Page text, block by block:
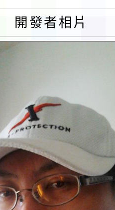
代課鐘點教
理後續甄選)
市115學年
」1份
學年度學生
補助參觀特色
實施計畫」
開發者相片